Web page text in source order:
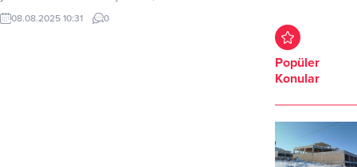
aile arasında arazi anlaşmazlığı
nedeniyle silahlı kavga çıktı. Çıkan
08.08.2025 10:31 0
Popüler
Konular